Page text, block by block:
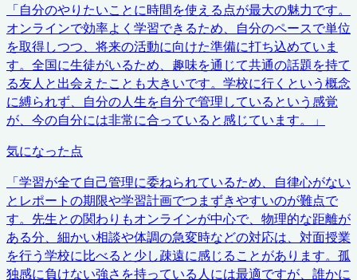
「自分のやりたいことに時間を使える点が最大の魅力です。
オンラインで効率よく学習できるため、自分のペースで単位
を取得しつつ、将来の活動に向けた準備に打ち込めていま
す。全国に生徒がいるため、趣味を通じて共通の話題を持て
る友人と出会えたことも大きいです。学校に行くという概念
に縛られず、自分の人生を自分で管理しているという感覚
が、今の自分には非常に合っていると感じています。
」
気になった点
「学習が全て自己管理に委ねられているため、自律心がない
とレポートの期限や学習計画でつまずきやすいのが難点で
す。先生との関わりもオンラインが中心で、物理的な距離が
ある分、細かい相談や体調の急変時などの対応は、対面授業
を行う学校に比べると少し疎遠に感じることがあります。孤
独感に負けない強さを持っている人には最適ですが、誰かに